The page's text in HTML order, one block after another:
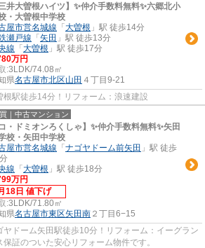
三井大曽根ハイツ】✨️仲介手数料無料✨️六郷北小
・大曽根中学校
屋市営名城線 「 大曽根 」駅 徒歩14分
瀬戸線 「 矢田 」駅 徒歩13分
線 「 大曽根 」駅 徒歩17分
万円
:3LDK/74.08㎡
県名古屋市北区山田 ４丁目9-21
根駅徒歩14分！リフォーム：浪速建設
｜中古マンション
コ・ドミオンろくしゃ】✨️仲介手数料無料✨️矢田
校・矢田中学校
屋市営名城線 「 ナゴヤドーム前矢田 」駅 徒歩
線 「 大曽根 」駅 徒歩18分
万円
18日 値下げ
:3LDK/71.80㎡
県名古屋市東区矢田南 ２丁目6−15
ヤドーム矢田駅徒歩10分！リフォーム：イーグラン
証のついた安心リフォーム物件です。